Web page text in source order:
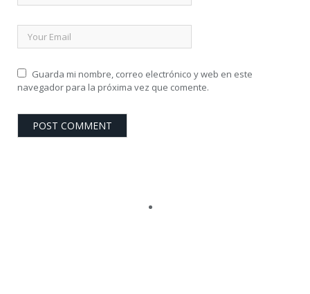
Guarda mi nombre, correo electrónico y web en este
navegador para la próxima vez que comente.